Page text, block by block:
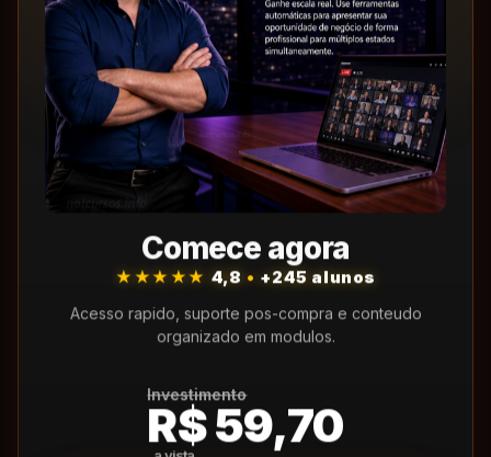
Comece agora
★★★★★ 4,8 • +245 alunos
Acesso rapido, suporte pos-compra e conteudo
organizado em modulos.
Investimento
R$ 59,70